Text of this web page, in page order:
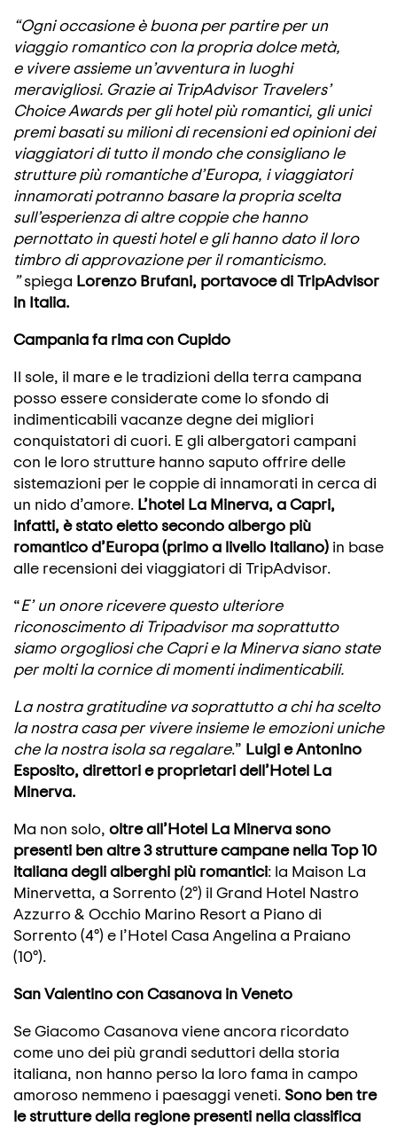
“Ogni occasione è buona per partire per un
viaggio romantico con la propria dolce metà,
e vivere assieme un’avventura in luoghi
meravigliosi. Grazie ai TripAdvisor Travelers’
Choice Awards per gli hotel più romantici, gli unici
premi basati su milioni di recensioni ed opinioni dei
viaggiatori di tutto il mondo che consigliano le
strutture più romantiche d’Europa, i viaggiatori
innamorati potranno basare la propria scelta
sull’esperienza di altre coppie che hanno
pernottato in questi hotel e gli hanno dato il loro
timbro di approvazione per il romanticismo.
”spiega Lorenzo Brufani, portavoce di TripAdvisor
in Italia.
Campania fa rima con Cupido
Il sole, il mare e le tradizioni della terra campana
posso essere considerate come lo sfondo di
indimenticabili vacanze degne dei migliori
conquistatori di cuori. E gli albergatori campani
con le loro strutture hanno saputo offrire delle
sistemazioni per le coppie di innamorati in cerca di
un nido d’amore. L’hotel La Minerva, a Capri,
infatti, è stato eletto secondo albergo più
romantico d’Europa (primo a livello Italiano) in base
alle recensioni dei viaggiatori di TripAdvisor.
“E’ un onore ricevere questo ulteriore
riconoscimento di Tripadvisor ma soprattutto
siamo orgogliosi che Capri e la Minerva siano state
per molti la cornice di momenti indimenticabili.
La nostra gratitudine va soprattutto a chi ha scelto
la nostra casa per vivere insieme le emozioni uniche
che la nostra isola sa regalare.” Luigi e Antonino
Esposito, direttori e proprietari dell’Hotel La
Minerva.
Ma non solo, oltre all’Hotel La Minerva sono
presenti ben altre 3 strutture campane nella Top 10
italiana degli alberghi più romantici: la Maison La
Minervetta, a Sorrento (2°) il Grand Hotel Nastro
Azzurro & Occhio Marino Resort a Piano di
Sorrento (4°) e l’Hotel Casa Angelina a Praiano
(10°).
San Valentino con Casanova in Veneto
Se Giacomo Casanova viene ancora ricordato
come uno dei più grandi seduttori della storia
italiana, non hanno perso la loro fama in campo
amoroso nemmeno i paesaggi veneti. Sono ben tre
le strutture della regione presenti nella classifica